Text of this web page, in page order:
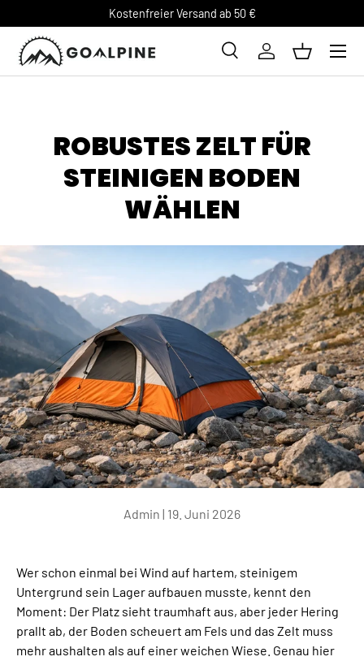
DIREKT ZUM INHALT
Kostenfreier Versand ab 50 €
Suchen
SucheEinloggen
ROBUSTES ZELT FÜR
STEINIGEN BODEN
WÄHLEN
Admin | 19. Juni 2026
Wer schon einmal bei Wind auf hartem, steinigem
Untergrund sein Lager aufbauen musste, kennt den
Moment: Der Platz sieht traumhaft aus, aber jeder Hering
prallt ab, der Boden scheuert am Fels und das Zelt muss
mehr aushalten als auf einer weichen Wiese. Genau hier